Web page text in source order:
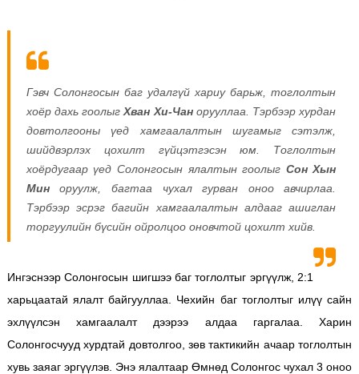
Гэвч Солонгосын баг удалгүй хариу барьж, тоглолтын
хоёр дахь гоолыгХван Хи-Чанорууллаа. Тэрбээр хурдан
довтолгооны үед хамгаалалтын шугамыг сэтэлж,
шийдвэрлэх цохилт гүйцэтгэсэн юм. Тоглолтын
хоёрдугаар үед Солонгосын ялалтын гоолыг Сон Хын
Миноруулж, багтаа чухал гурван оноо авчирлаа.
Тэрбээр эсрэг багийн хамгаалалтын алдааг ашиглан
торгуулийн бүсийн ойролцоо оновчтой цохилт хийв.
Ингэснээр Солонгосын шигшээ баг тоглолтыг эргүүлж, 2:1
харьцаатай ялалт байгууллаа.
Чехийн баг тоглолтыг илүү сайн
эхлүүлсэн хамгаалалт дээрээ алдаа гаргалаа. Харин
Солонгосчууд хурдтай довтолгоо, зөв тактикийн ачаар тоглолтын
хувь заяаг эргүүлэв. Энэ ялалтаар Өмнөд Солонгос чухал 3 оноо